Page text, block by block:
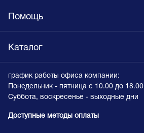
Помощь
Каталог
график работы офиса компании:
Понедельник - пятница с 10.00 до 18.00
Суббота, воскресенье - выходные дни
Доступные методы оплаты